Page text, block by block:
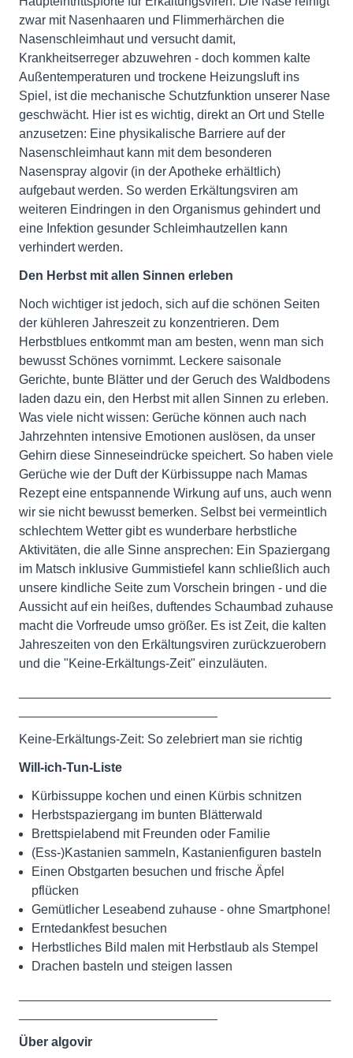
zwar mit Nasenhaaren und Flimmerhärchen die
Nasenschleimhaut und versucht damit,
Krankheitserreger abzuwehren - doch kommen kalte
Außentemperaturen und trockene Heizungsluft ins
Spiel, ist die mechanische Schutzfunktion unserer Nase
geschwächt. Hier ist es wichtig, direkt an Ort und Stelle
anzusetzen: Eine physikalische Barriere auf der
Nasenschleimhaut kann mit dem besonderen
Nasenspray algovir (in der Apotheke erhältlich)
aufgebaut werden. So werden Erkältungsviren am
weiteren Eindringen in den Organismus gehindert und
eine Infektion gesunder Schleimhautzellen kann
verhindert werden.
Den Herbst mit allen Sinnen erleben
Noch wichtiger ist jedoch, sich auf die schönen Seiten
der kühleren Jahreszeit zu konzentrieren. Dem
Herbstblues entkommt man am besten, wenn man sich
bewusst Schönes vornimmt. Leckere saisonale
Gerichte, bunte Blätter und der Geruch des Waldbodens
laden dazu ein, den Herbst mit allen Sinnen zu erleben.
Was viele nicht wissen: Gerüche können auch nach
Jahrzehnten intensive Emotionen auslösen, da unser
Gehirn diese Sinneseindrücke speichert. So haben viele
Gerüche wie der Duft der Kürbissuppe nach Mamas
Rezept eine entspannende Wirkung auf uns, auch wenn
wir sie nicht bewusst bemerken. Selbst bei vermeintlich
schlechtem Wetter gibt es wunderbare herbstliche
Aktivitäten, die alle Sinne ansprechen: Ein Spaziergang
im Matsch inklusive Gummistiefel kann schließlich auch
unsere kindliche Seite zum Vorschein bringen - und die
Aussicht auf ein heißes, duftendes Schaumbad zuhause
macht die Vorfreude umso größer. Es ist Zeit, die kalten
Jahreszeiten von den Erkältungsviren zurückzuerobern
und die "Keine-Erkältungs-Zeit" einzuläuten.
Keine-Erkältungs-Zeit: So zelebriert man sie richtig
Will-ich-Tun-Liste
Kürbissuppe kochen und einen Kürbis schnitzen
Herbstspaziergang im bunten Blätterwald
Brettspielabend mit Freunden oder Familie
(Ess-)Kastanien sammeln, Kastanienfiguren basteln
Einen Obstgarten besuchen und frische Äpfel
pflücken
Gemütlicher Leseabend zuhause - ohne Smartphone!
Erntedankfest besuchen
Herbstliches Bild malen mit Herbstlaub als Stempel
Drachen basteln und steigen lassen
Über algovir